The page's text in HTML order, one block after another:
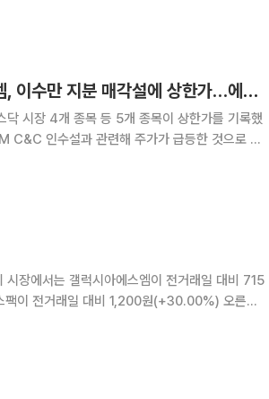
사이
[급등락주 짚어보기] 갤럭시아에스엠, 이수만 지분 매각설에 상한가…에스에이엠티는 삼성전자 사업권 획득에 '상'
닥 시장 4개 종목 등 5개 종목이 상한가를 기록했
C&C 지분
팩이 전거래일 대비 1,200원(+30.00%) 오른